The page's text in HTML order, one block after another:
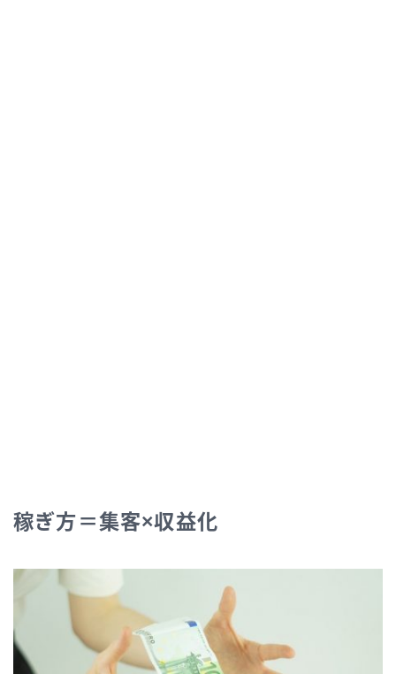
稼ぎ方＝集客×収益化